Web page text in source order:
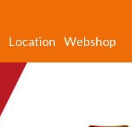
Location Webshop